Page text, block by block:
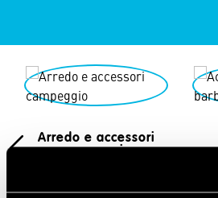
Arredo e accessori
campeggio